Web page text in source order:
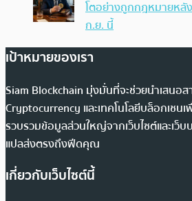
โตอย่างถูกกฎหมายหลั
ก.ย. นี้
เป้าหมายของเรา
Siam Blockchain มุ่งมั่นที่จะช่วยนำเสนอส
Cryptocurrency และเทคโนโลยีบล็อกเชน
รวบรวมข้อมูลส่วนใหญ่จากเว็บไซต์และเว็บ
แปลส่งตรงถึงฟีดคุณ
เกี่ยวกับเว็บไซต์นี้